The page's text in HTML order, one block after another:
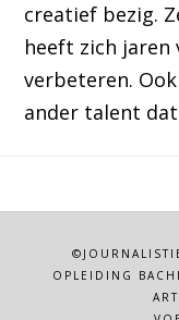
creatief bezig.
heeft zich
verbeteren.
ander talent
OPLEIDING